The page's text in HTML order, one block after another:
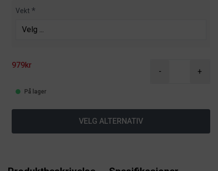
Product information
Vekt
979kr
- +
På lager
VELG ALTERNATIV